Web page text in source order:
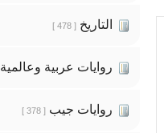
التاريخ [ 478 ]
روايات عربية وعالمية
روايات جيب [ 378 ]